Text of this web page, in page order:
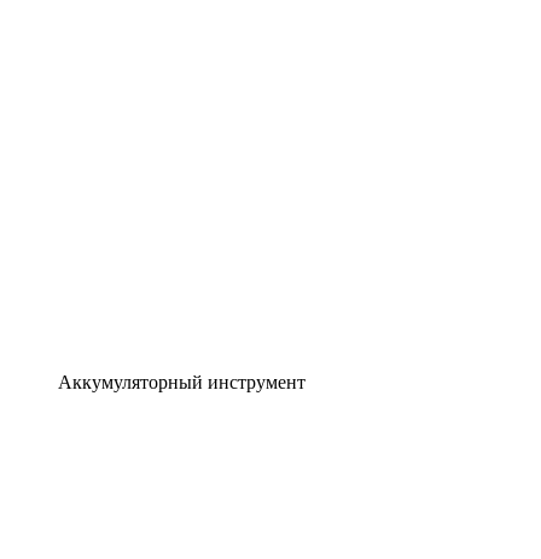
Аккумуляторный инструмент